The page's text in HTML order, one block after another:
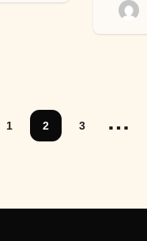
s1 2 3 …